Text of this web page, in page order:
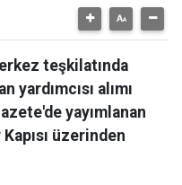
teşkilatında
alımı
yayımlanan
üzerinden